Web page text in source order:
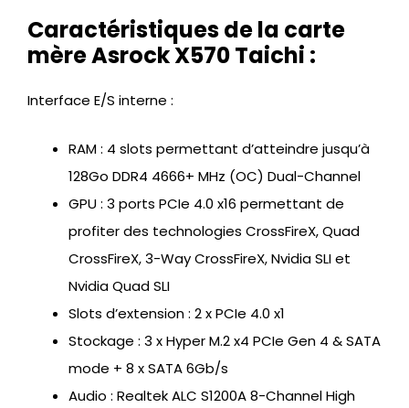
Caractéristiques de la carte
mère Asrock X570 Taichi :
Interface E/S interne :
RAM : 4 slots permettant d’atteindre jusqu’à
128Go DDR4 4666+ MHz (OC) Dual-Channel
GPU : 3 ports PCIe 4.0 x16 permettant de
profiter des technologies CrossFireX, Quad
CrossFireX, 3-Way CrossFireX, Nvidia SLI et
Nvidia Quad SLI
Slots d’extension : 2 x PCIe 4.0 x1
Stockage : 3 x Hyper M.2 x4 PCIe Gen 4 & SATA
mode + 8 x SATA 6Gb/s
Audio : Realtek ALC S1200A 8-Channel High